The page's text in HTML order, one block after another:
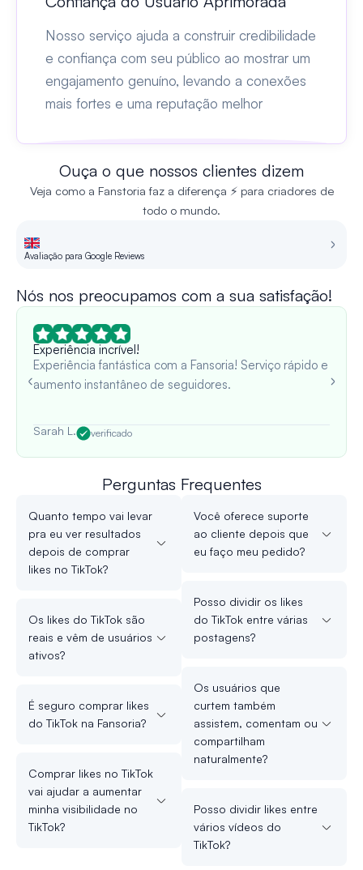
Nosso serviço ajuda a construir credibilidade
e confiança com seu público ao mostrar um
engajamento genuíno, levando a conexões
mais fortes e uma reputação melhor
Ouça o que nossos clientes dizem
Veja como a Fanstoria faz a diferença ⚡ para criadores de
todo o mundo.
Avaliação para Google Reviews
Nós nos preocupamos com a sua satisfação!
Experiência incrível!
Experiência fantástica com a Fansoria! Serviço rápido e
aumento instantâneo de seguidores.
Sarah L. verificado
Perguntas Frequentes
Quanto tempo vai levar
pra eu ver resultados
depois de comprar
likes no TikTok?
Os likes do TikTok são
reais e vêm de usuários
ativos?
É seguro comprar likes
do TikTok na Fansoria?
Comprar likes no TikTok
vai ajudar a aumentar
minha visibilidade no
TikTok?
Você oferece suporte
ao cliente depois que
eu faço meu pedido?
Posso dividir os likes
do TikTok entre várias
postagens?
Os usuários que
curtem também
assistem, comentam ou
compartilham
naturalmente?
Posso dividir likes entre
vários vídeos do
TikTok?